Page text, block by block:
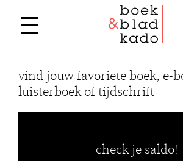
vind jouw favoriete boek, e-
luisterboek of tijdschrift
check je saldo!